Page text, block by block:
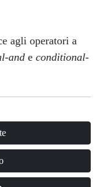
agli operatori a
and e conditional-